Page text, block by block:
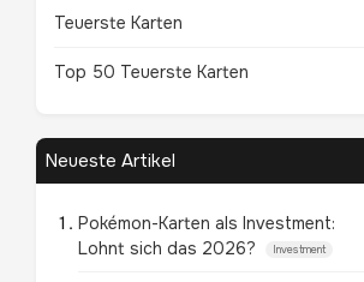
Teuerste Karten
Top 50 Teuerste Karten
Neueste Artikel
Pokémon-Karten als Investment:
Lohnt sich das 2026?
Investment